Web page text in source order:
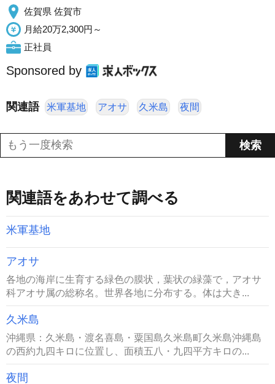
佐賀県 佐賀市
月給20万2,300円～
正社員
Sponsored by
関連語 米軍基地 アオサ 久米島 夜間
関連語をあわせて調べる
米軍基地
アオサ
各地の海岸に生育する緑色の膜状，葉状の緑藻で，アオサ
科アオサ属の総称名。世界各地に分布する。体は大き...
久米島
沖縄県：久米島・渡名喜島・粟国島久米島町久米島沖縄島
の西約九四キロに位置し、面積五八・九四平方キロの...
夜間